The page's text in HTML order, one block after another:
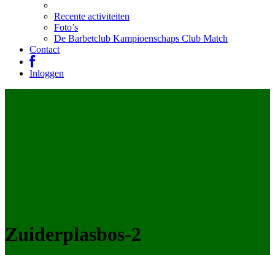
Recente activiteiten
Foto’s
De Barbetclub Kampioenschaps Club Match
Contact
Inloggen
Zuiderplasbos-2